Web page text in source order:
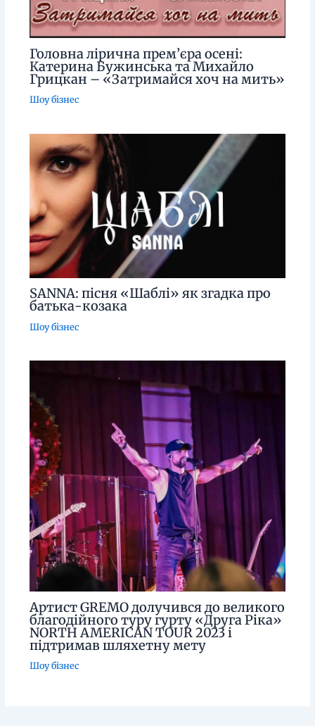
Головна лірична прем’єра осені:
Катерина Бужинська та Михайло
Грицкан – «Затримайся хоч на мить»
Шоу бізнес
SANNA: пісня «Шаблі» як згадка про
батька-козака
Шоу бізнес
Артист GREMO долучився до великого
благодійного туру гурту «Друга Ріка»
NORTH AMERICAN TOUR 2023 і
підтримав шляхетну мету
Шоу бізнес